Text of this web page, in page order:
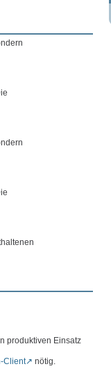
produktiven Einsatz
Client nötig.